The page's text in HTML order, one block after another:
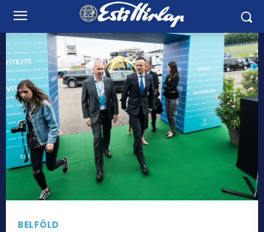
BELFÖLD